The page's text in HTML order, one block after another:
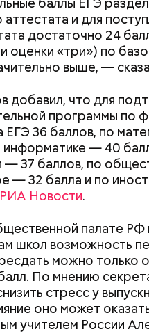
и для
достаточно 24
оценки «три») по
выше, —
добавил, что для
программы по
ЕГЭ 36 баллов, по
информатике — 40
— 37 баллов, по
— 32 балла и по
РИА Новости.
палате
школ возможность
можно только
По мнению
стресс у
оно может
учителем России
масло;
Как поменять батареи
не получить штраф